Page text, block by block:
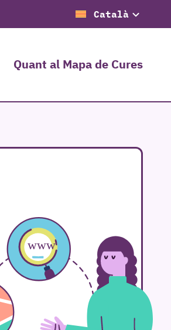
Català
Quant al Mapa de Cures